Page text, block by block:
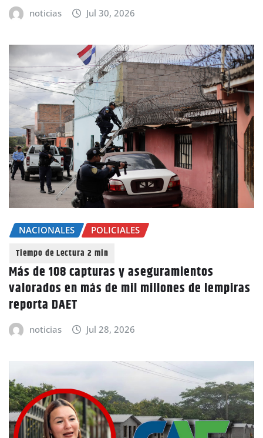
noticias Jul 30, 2026
NACIONALES POLICIALES
Más de 108 capturas y aseguramientos
valorados en más de mil millones de lempiras
reporta DAET
noticias Jul 28, 2026